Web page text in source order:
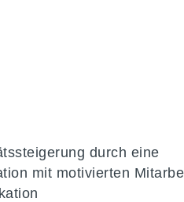
durch eine
mit motivierten